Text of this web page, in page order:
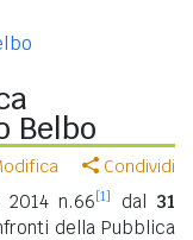
Belbo
Condividi
n.66[1] dal 31
della Pubblica